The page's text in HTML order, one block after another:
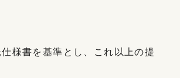
様書を基準とし、これ以上の提